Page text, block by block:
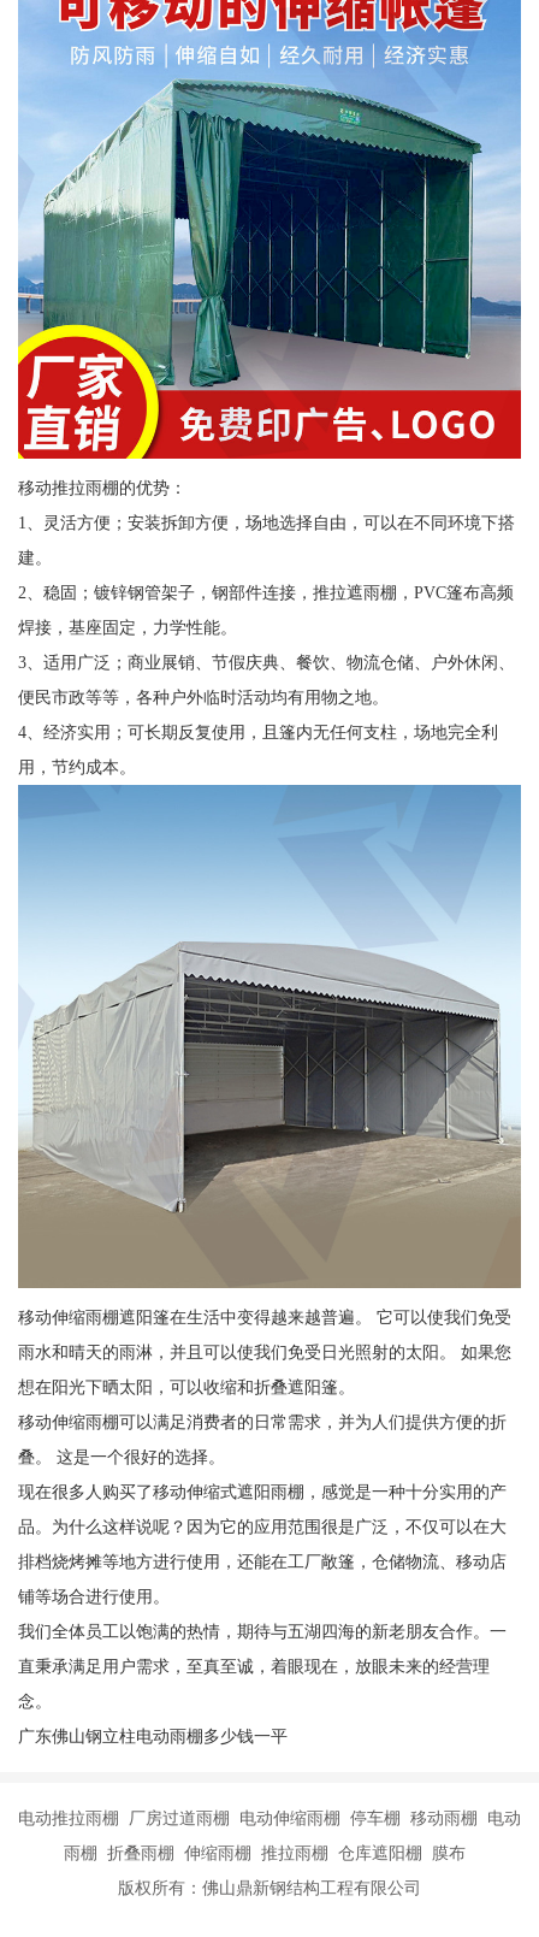
移动推拉雨棚的优势：
1、灵活方便；安装拆卸方便，场地选择自由，可以在不同环境下搭
建。
2、稳固；镀锌钢管架子，钢部件连接，推拉遮雨棚，PVC篷布高频
焊接，基座固定，力学性能。
3、适用广泛；商业展销、节假庆典、餐饮、物流仓储、户外休闲、
便民市政等等，各种户外临时活动均有用物之地。
4、经济实用；可长期反复使用，且篷内无任何支柱，场地完全利
用，节约成本。
移动伸缩雨棚遮阳篷在生活中变得越来越普遍。 它可以使我们免受
雨水和晴天的雨淋，并且可以使我们免受日光照射的太阳。 如果您
想在阳光下晒太阳，可以收缩和折叠遮阳篷。
移动伸缩雨棚可以满足消费者的日常需求，并为人们提供方便的折
叠。 这是一个很好的选择。
现在很多人购买了移动伸缩式遮阳雨棚，感觉是一种十分实用的产
品。为什么这样说呢？因为它的应用范围很是广泛，不仅可以在大
排档烧烤摊等地方进行使用，还能在工厂敞篷，仓储物流、移动店
铺等场合进行使用。
我们全体员工以饱满的热情，期待与五湖四海的新老朋友合作。一
直秉承满足用户需求，至真至诚，着眼现在，放眼未来的经营理
念。
广东佛山钢立柱电动雨棚多少钱一平
电动推拉雨棚 厂房过道雨棚 电动伸缩雨棚 停车棚 移动雨棚 电动
雨棚 折叠雨棚 伸缩雨棚 推拉雨棚 仓库遮阳棚 膜布
版权所有：佛山鼎新钢结构工程有限公司